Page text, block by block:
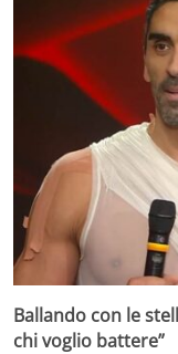
Ballando con le
chi voglio battere”